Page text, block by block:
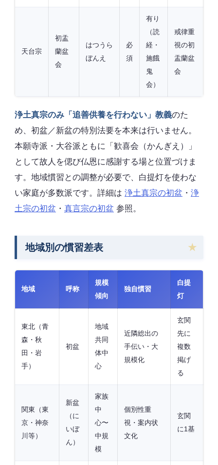
天台宗
初盂
蘭盆
会
はつうら
ぼんえ
必
須
有り
（読
経・
施餓
鬼
会）
戒律重
視の初
盂蘭盆
会
浄土真宗のみ「追善供養を行わない」教義のた
め、初盆／新盆の特別法要を本来は行いません。
本願寺派・大谷派ともに「歓喜会（かんぎえ）」
として故人を偲び仏恩に感謝する場と位置づけま
す。地域慣習との調整が必要で、白提灯を使わな
い家庭が多数派です。詳細は 浄土真宗の初盆 ・ 浄
土宗の初盆 ・ 真言宗の初盆 参照。
地域別の慣習差表
地域 呼称
規模
傾向
独自慣習
白提
灯
東北（青
森・秋
田・岩
手）
初盆
地域
共同
体中
心
近隣総出の
手伝い・大
規模化
玄関
先に
複数
掲げ
る
関東（東
京・神奈
川等）
新盆
（に
いぼ
ん）
家族
中
心〜
中規
模
個別性重
視・案内状
文化
玄関
に1基